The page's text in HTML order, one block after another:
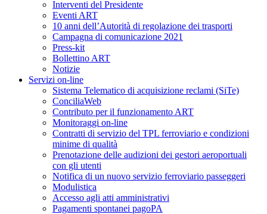
Interventi del Presidente
Eventi ART
10 anni dell’Autorità di regolazione dei trasporti
Campagna di comunicazione 2021
Press-kit
Bollettino ART
Notizie
Servizi on-line
Sistema Telematico di acquisizione reclami (SiTe)
ConciliaWeb
Contributo per il funzionamento ART
Monitoraggi on-line
Contratti di servizio del TPL ferroviario e condizioni
minime di qualità
Prenotazione delle audizioni dei gestori aeroportuali
con gli utenti
Notifica di un nuovo servizio ferroviario passeggeri
Modulistica
Accesso agli atti amministrativi
Pagamenti spontanei pagoPA